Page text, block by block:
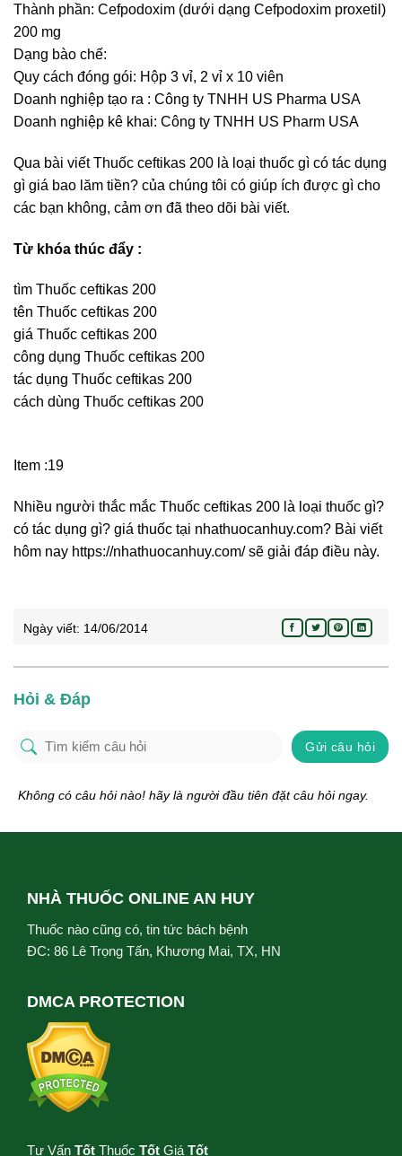
Thành phần: Cefpodoxim (dưới dạng Cefpodoxim proxetil)
200 mg
Dạng bào chế:
Quy cách đóng gói: Hộp 3 vỉ, 2 vỉ x 10 viên
Doanh nghiệp tạo ra : Công ty TNHH US Pharma USA
Doanh nghiệp kê khai: Công ty TNHH US Pharm USA
Qua bài viết Thuốc ceftikas 200 là loại thuốc gì có tác dụng
gì giá bao lăm tiền? của chúng tôi có giúp ích được gì cho
các bạn không, cảm ơn đã theo dõi bài viết.
Từ khóa thúc đẩy :
tìm Thuốc ceftikas 200
tên Thuốc ceftikas 200
giá Thuốc ceftikas 200
công dụng Thuốc ceftikas 200
tác dụng Thuốc ceftikas 200
cách dùng Thuốc ceftikas 200
Item :19
Nhiều người thắc mắc Thuốc ceftikas 200 là loại thuốc gì?
có tác dụng gì? giá thuốc tại nhathuocanhuy.com? Bài viết
hôm nay https://nhathuocanhuy.com/ sẽ giải đáp điều này.
Ngày viết: 14/06/2014
Hỏi & Đáp
Gửi câu hỏi
Không có câu hỏi nào! hãy là người đầu tiên đặt câu hỏi ngay.
NHÀ THUỐC ONLINE AN HUY
Thuốc nào cũng có, tin tức bách bệnh
ĐC: 86 Lê Trọng Tấn, Khương Mai, TX, HN
DMCA PROTECTION
Tư Vấn Tốt Thuốc Tốt Giá Tốt